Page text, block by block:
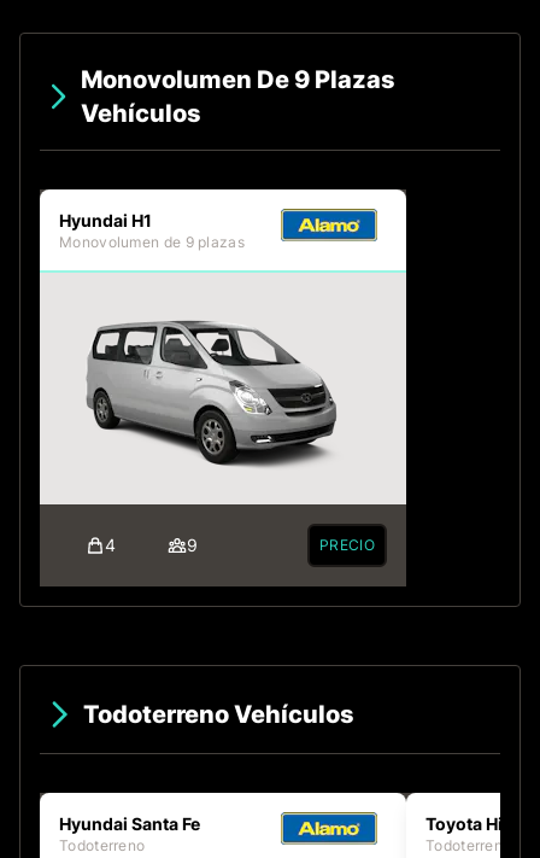
Monovolumen De 9 Plazas
Vehículos
Hyundai H1
Monovolumen de 9 plazas
4 9 PRECIO
Todoterreno Vehículos
Hyundai Santa Fe
Todoterreno
Toyota Hilux
Todoterreno